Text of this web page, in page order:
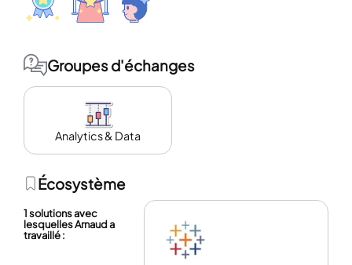
Groupes d'échanges
Analytics & Data
Écosystème
1 solutions avec
lesquelles Arnaud a
travaillé :